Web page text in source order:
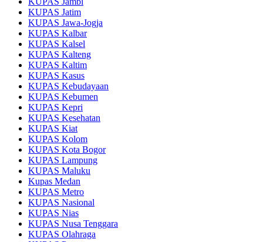
KUPAS Jatim
KUPAS Jawa-Jogja
KUPAS Kalbar
KUPAS Kalsel
KUPAS Kalteng
KUPAS Kaltim
KUPAS Kasus
KUPAS Kebudayaan
KUPAS Kebumen
KUPAS Kepri
KUPAS Kesehatan
KUPAS Kiat
KUPAS Kolom
KUPAS Kota Bogor
KUPAS Lampung
KUPAS Maluku
Kupas Medan
KUPAS Metro
KUPAS Nasional
KUPAS Nias
KUPAS Nusa Tenggara
KUPAS Olahraga